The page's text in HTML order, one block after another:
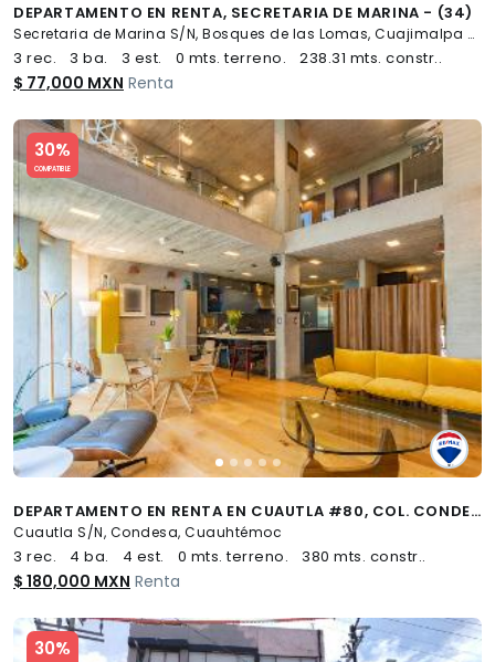
DEPARTAMENTO EN RENTA, SECRETARIA DE MARINA - (34)
Secretaria de Marina S/N, Bosques de las Lomas, Cuajimalpa de Morelos
3 rec. 3 ba. 3 est. 0 mts. terreno. 238.31 mts. constr..
$ 77,000 MXN Renta
30%
COMPATIBLE
Slide 1 of 5
DEPARTAMENTO EN RENTA EN CUAUTLA #80, COL. CONDESA - (34)
Cuautla S/N, Condesa, Cuauhtémoc
3 rec. 4 ba. 4 est. 0 mts. terreno. 380 mts. constr..
$ 180,000 MXN Renta
30%
Slide 1 of 5